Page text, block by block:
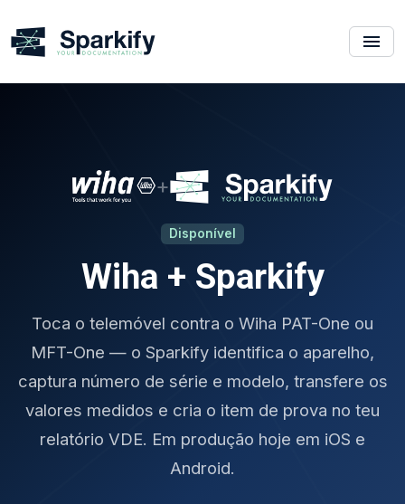
+
Disponível
Wiha + Sparkify
Toca o telemóvel contra o Wiha PAT-One ou
MFT-One — o Sparkify identifica o aparelho,
captura número de série e modelo, transfere os
valores medidos e cria o item de prova no teu
relatório VDE. Em produção hoje em iOS e
Android.